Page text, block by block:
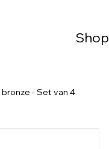
Shop
- Set van 4